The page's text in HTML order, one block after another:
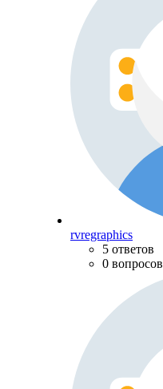
rvregraphics
5 ответов
0 вопросов